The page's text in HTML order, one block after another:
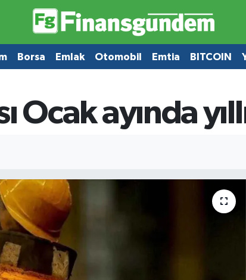
Borsa Emlak Otomobil Emtia BITCOIN
Ocak ayında